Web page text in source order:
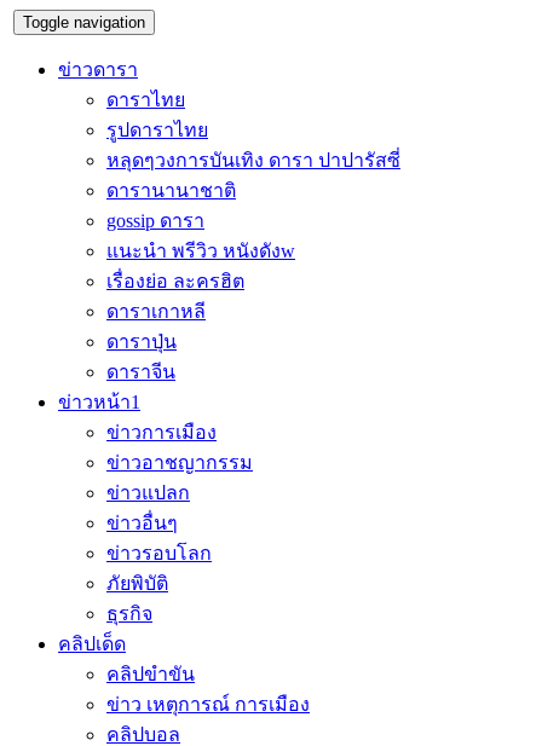
Toggle navigation
ข่าวดารา
ดาราไทย
รูปดาราไทย
หลุดๆวงการบันเทิง ดารา ปาปารัสซี่
ดารานานาชาติ
gossip ดารา
แนะนำ พรีวิว หนังดังw
เรื่องย่อ ละครฮิต
ดาราเกาหลี
ดาราปุ่น
ดาราจีน
ข่าวหน้า1
ข่าวการเมือง
ข่าวอาชญากรรม
ข่าวแปลก
ข่าวอื่นๆ
ข่าวรอบโลก
ภัยพิบัติ
ธุรกิจ
คลิปเด็ด
คลิปขำขัน
ข่าว เหตุการณ์ การเมือง
คลิปบอล